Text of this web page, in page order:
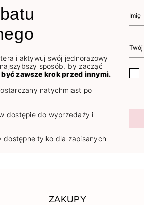
i aktywuj swój jednorazowy
sposób, by zacząć
zawsze krok przed innymi.
natychmiast po
dostępie do wyprzedaży i
dostępne tylko dla zapisanych
ZAKUPY